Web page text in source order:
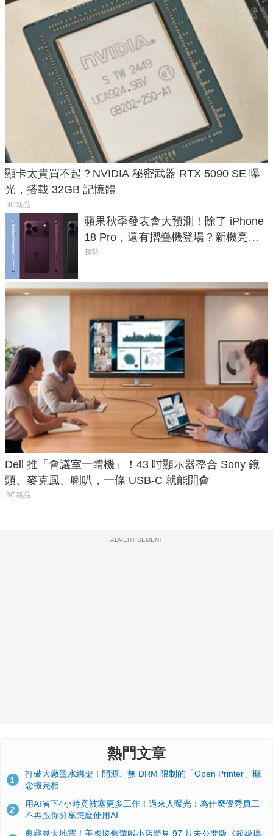
顯卡太貴買不起？NVIDIA 秘密武器 RTX 5090 SE 曝
光，搭載 32GB 記憶體
3C新品
蘋果秋季發表會大預測！除了 iPhone
18 Pro，還有摺疊機登場？新機亮點
預測一次看
趨勢
Dell 推「會議室一體機」！43 吋顯示器整合 Sony 鏡
頭、麥克風、喇叭，一條 USB-C 就能開會
3C新品
ADVERTISEMENT
熱門文章
1
打破大廠墨水綁架！開源、無 DRM 限制的「Open Printer」概
念機亮相
2
用AI省下4小時竟被塞更多工作！過來人曝光：為什麼優秀員工
不再跟你分享怎麼使用AI
典藏界大地震！美國懷舊遊戲小店驚見 97 片未公開版《超級瑪